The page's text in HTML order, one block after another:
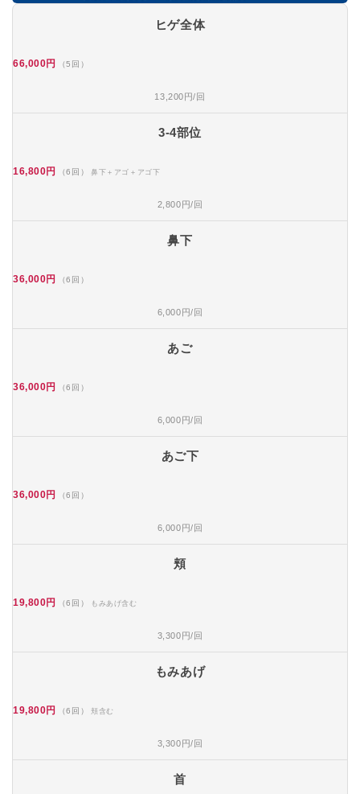
ヒゲ全体
66,000円 （5回）
13,200円/回
3-4部位
16,800円 （6回） 鼻下＋アゴ＋アゴ下
2,800円/回
鼻下
36,000円 （6回）
6,000円/回
あご
36,000円 （6回）
6,000円/回
あご下
36,000円 （6回）
6,000円/回
頬
19,800円 （6回） もみあげ含む
3,300円/回
もみあげ
19,800円 （6回） 頬含む
3,300円/回
首